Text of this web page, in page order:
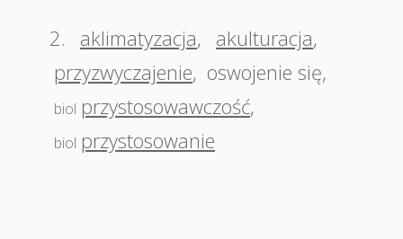
2. aklimatyzacja, akulturacja,
przyzwyczajenie, oswojenie się,
biol przystosowawczość,
biol przystosowanie